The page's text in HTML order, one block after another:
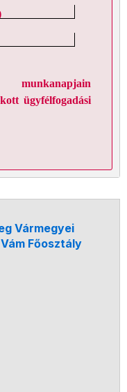
ügyfélfogadási
Vármegyei
Főosztály